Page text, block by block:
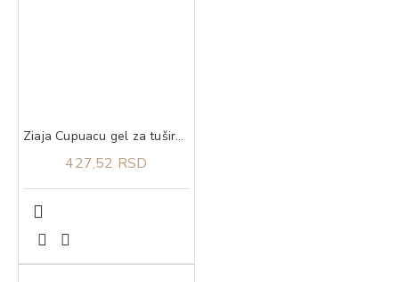
Ziaja Cupuacu gel za tuširanje 500 ml
427,52 RSD